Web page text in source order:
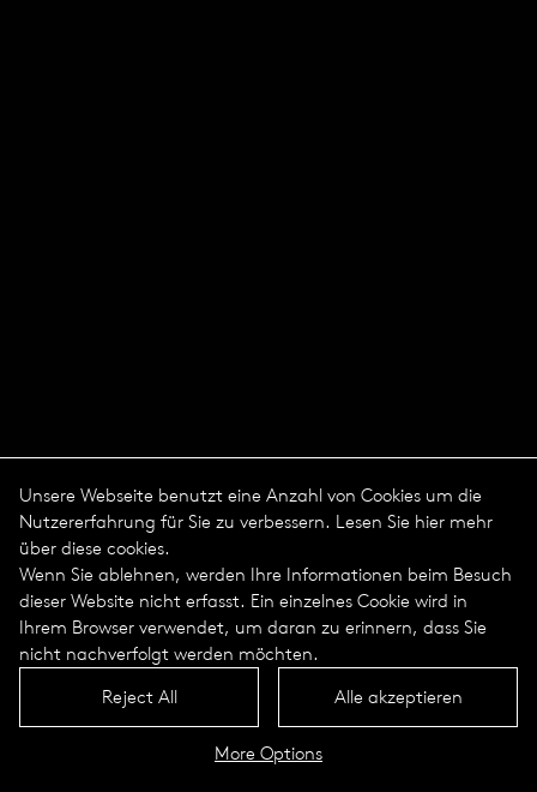
Unsere Webseite benutzt eine Anzahl von Cookies um die
Nutzererfahrung für Sie zu verbessern. Lesen Sie hier mehr
über diese cookies.
Wenn Sie ablehnen, werden Ihre Informationen beim Besuch
dieser Website nicht erfasst. Ein einzelnes Cookie wird in
Ihrem Browser verwendet, um daran zu erinnern, dass Sie
nicht nachverfolgt werden möchten.
Reject All
Alle akzeptieren
More Options